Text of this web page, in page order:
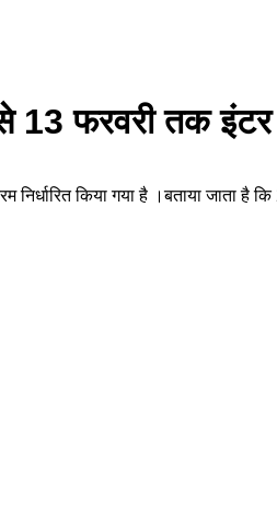
13 फरवरी तक इंटर
निर्धारित किया गया है ।बताया